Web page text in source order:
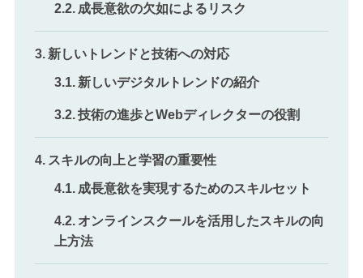
成長意欲の欠如によるリスク
新しいトレンドと技術への対応
新しいデジタルトレンドの紹介
技術の進歩とWebディレクターの役割
スキルの向上と学習の重要性
成長意欲を実現するためのスキルセット
オンラインスクールを活用したスキルの向
上方法